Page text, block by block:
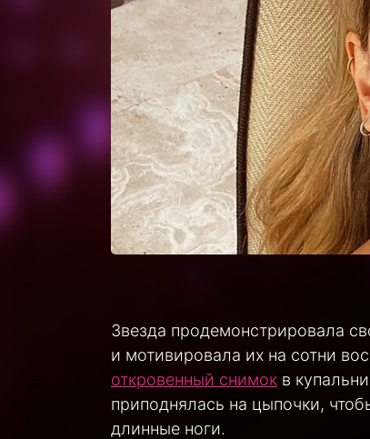
Звезда продемонстрировала
и мотивировала их на сотни
откровенный снимок в
приподнялась на цыпочки,
длинные ноги.